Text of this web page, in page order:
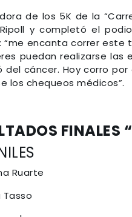
de los 5K de la
y completó el
“me encanta correr
puedan realizarse
del cáncer. Hoy corro
los chequeos médicos”.
FINALES
Ruarte
Tasso